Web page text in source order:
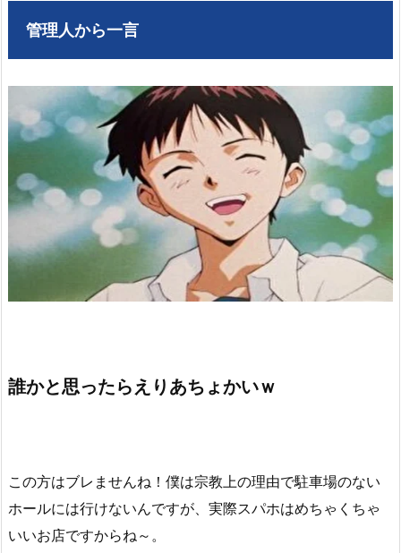
管理人から一言
誰かと思ったらえりあちょかいｗ
この方はブレませんね！僕は宗教上の理由で駐車場のない
ホールには行けないんですが、実際スパホはめちゃくちゃ
いいお店ですからね～。